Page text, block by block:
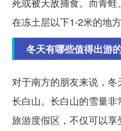
在冻土层以下1-2米的地方
冬天有哪些值得出游
对于南方的朋友来说，
长白山。长白山的雪量
旅游度假区，不仅可以